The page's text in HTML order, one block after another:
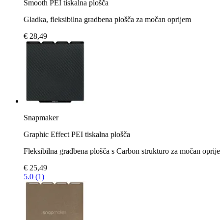
Smooth PEI tiskalna plošča
Gladka, fleksibilna gradbena plošča za močan oprijem
€ 28,49
Snapmaker
Graphic Effect PEI tiskalna plošča
Fleksibilna gradbena plošča s Carbon strukturo za močan
€ 25,49
5.0 (1)